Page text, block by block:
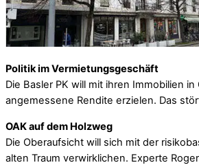
Politik im Vermietungsgeschäft
Die Basler PK will mit ihren Immobilien in
angemessene Rendite erzielen. Das
OAK auf dem Holzweg
Die Oberaufsicht will sich mit der
alten Traum verwirklichen. Experte